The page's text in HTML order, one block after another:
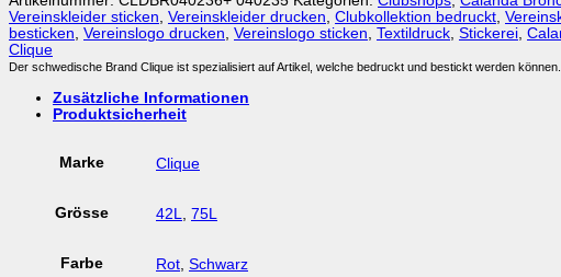
Vereinskleider sticken, Vereinskleider drucken, Clubkollektion bedruckt,
besticken, Vereinslogo drucken, Vereinslogo sticken, Textildruck, Stickerei,
Clique
Der schwedische Brand Clique ist spezialisiert auf Artikel, welche bedruckt und bestickt werden
Zusätzliche Informationen
Produktsicherheit
Marke Clique
Grösse 42L 75L
Farbe Rot Schwarz